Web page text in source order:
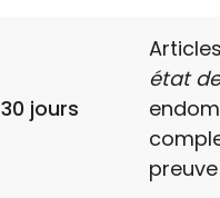
30 jours
état